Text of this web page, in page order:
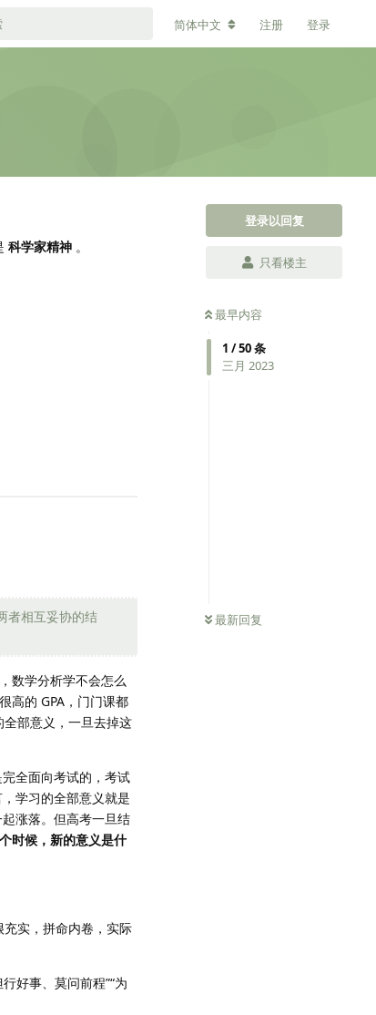
简体中文 注册 登录
登录以回复
只看楼主
最早内容
1 /50条
三月 2023
最新回复
科学家精神 。
者相互妥协的结
数学分析学不会怎么
高的 GPA，门门课都
全部意义，一旦去掉这
全面向考试的，考试
学习的全部意义就是
涨落。但高考一旦结
时候，新的意义是什
充实，拼命内卷，实际
好事、莫问前程”“为